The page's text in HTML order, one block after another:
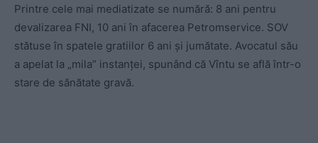
Printre cele mai mediatizate se numără: 8 ani pentru
devalizarea FNI, 10 ani în afacerea Petromservice. SOV
stătuse în spatele gratiilor 6 ani și jumătate. Avocatul său
a apelat la „mila” instanței, spunând că Vîntu se află într-o
stare de sănătate gravă.